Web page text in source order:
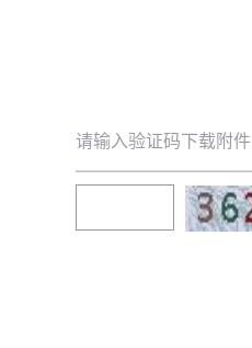
请输入验证码下载附件